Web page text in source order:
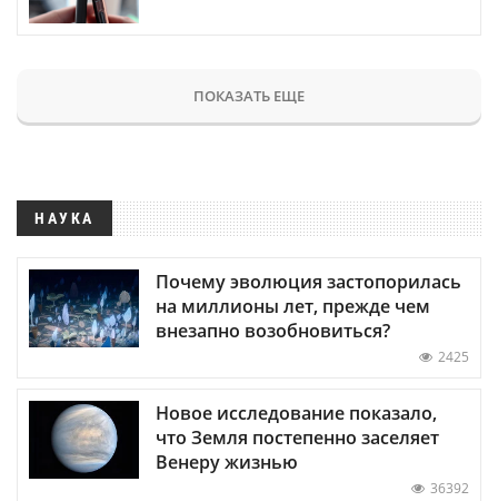
ПОКАЗАТЬ ЕЩЕ
НАУКА
Почему эволюция застопорилась
на миллионы лет, прежде чем
внезапно возобновиться?
2425
Новое исследование показало,
что Земля постепенно заселяет
Венеру жизнью
36392